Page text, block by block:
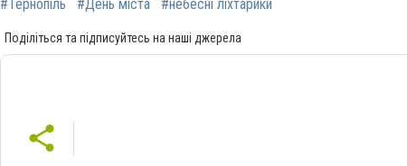
#Тернопіль #День міста #небесні ліхтарики
Поділіться та підписуйтесь на наші джерела